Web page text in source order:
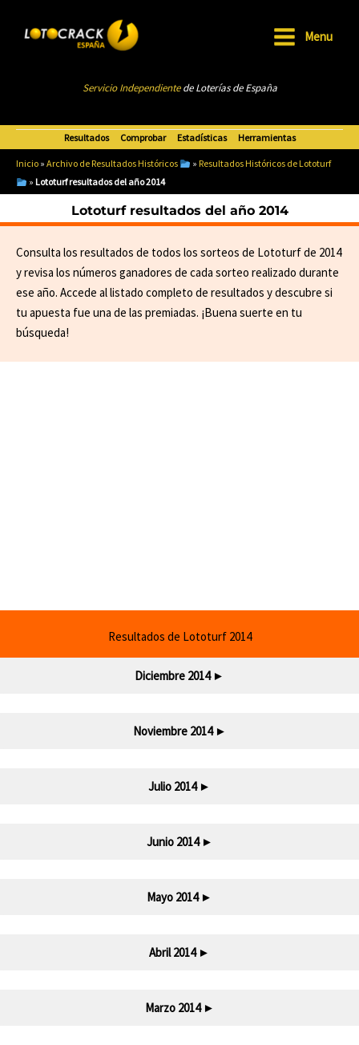
Main
Menu
Menu
Servicio Independiente de Loterías de España
Resultados Comprobar Estadísticas Herramientas
Inicio » Archivo de Resultados Históricos » Resultados Históricos de Lototurf
» Lototurf resultados del año 2014
Lototurf resultados del año 2014
Consulta los resultados de todos los sorteos de Lototurf de 2014
y revisa los números ganadores de cada sorteo realizado durante
ese año. Accede al listado completo de resultados y descubre si
tu apuesta fue una de las premiadas. ¡Buena suerte en tu
búsqueda!
Resultados de Lototurf 2014
Diciembre 2014 ►
Noviembre 2014 ►
Julio 2014 ►
Junio 2014 ►
Mayo 2014 ►
Abril 2014 ►
Marzo 2014 ►